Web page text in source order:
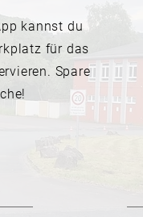
kannst du
für das
Spare